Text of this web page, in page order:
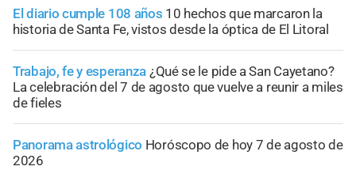
El diario cumple 108 años 10 hechos que marcaron la
historia de Santa Fe, vistos desde la óptica de El Litoral
Trabajo, fe y esperanza ¿Qué se le pide a San Cayetano?
La celebración del 7 de agosto que vuelve a reunir a miles
de fieles
Panorama astrológico Horóscopo de hoy 7 de agosto de
2026